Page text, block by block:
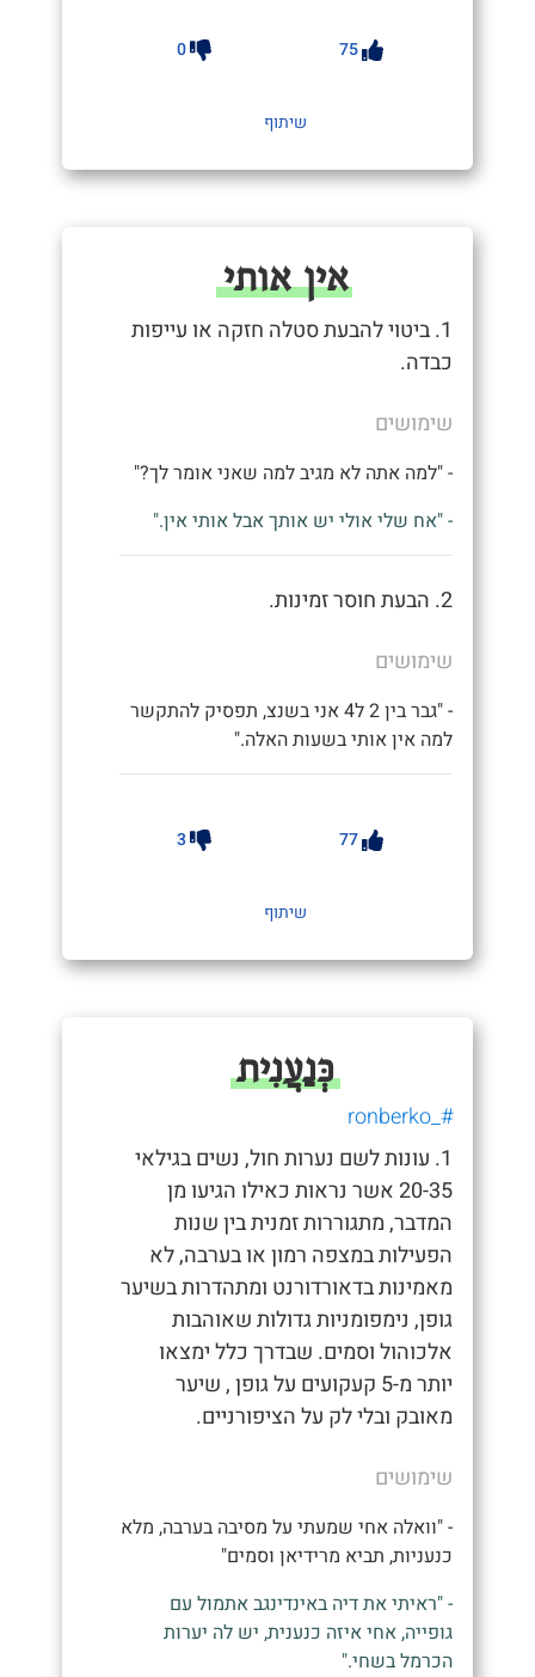
75
0
שיתוף
אין אותי
1. ביטוי להבעת סטלה חזקה או עייפות
כבדה.
שימושים
- "למה אתה לא מגיב למה שאני אומר לך?"
- "אח שלי אולי יש אותך אבל אותי אין."
2. הבעת חוסר זמינות.
שימושים
- "גבר בין 2 ל4 אני בשנצ, תפסיק להתקשר
למה אין אותי בשעות האלה."
77
3
שיתוף
כְּנַעֲנִית
#_ronberko
1. עונות לשם נערות חול, נשים בגילאי
20-35 אשר נראות כאילו הגיעו מן
המדבר, מתגוררות זמנית בין שנות
הפעילות במצפה רמון או בערבה, לא
מאמינות בדאורדורנט ומתהדרות בשיער
גופן, נימפומניות גדולות שאוהבות
אלכוהול וסמים. שבדרך כלל ימצאו
יותר מ-5 קעקועים על גופן , שיער
מאובק ובלי לק על הציפורניים.
שימושים
- "וואלה אחי שמעתי על מסיבה בערבה, מלא
כנעניות, תביא מרידיאן וסמים"
- "ראיתי את דיה באינדינגב אתמול עם
גופייה, אחי איזה כנענית, יש לה יערות
הכרמל בשחי."